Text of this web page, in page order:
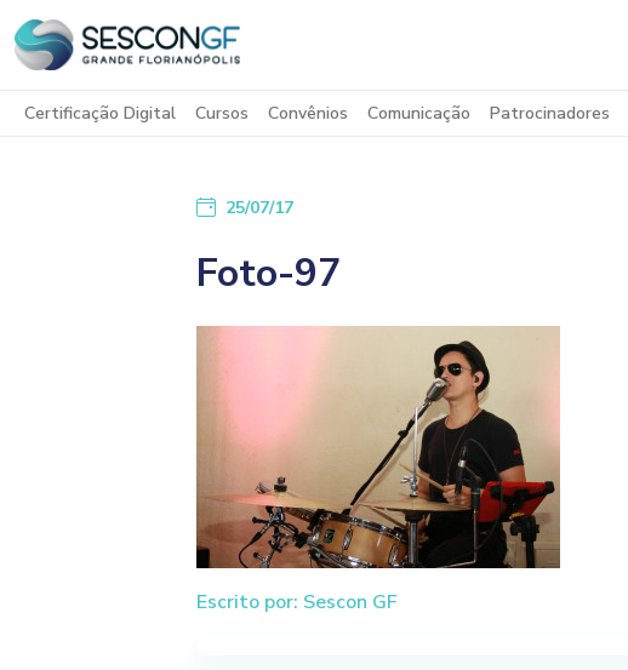
Certificação Digital Cursos Convênios Comunicação Patrocinadores
25/07/17
Foto-97
Escrito por: Sescon GF